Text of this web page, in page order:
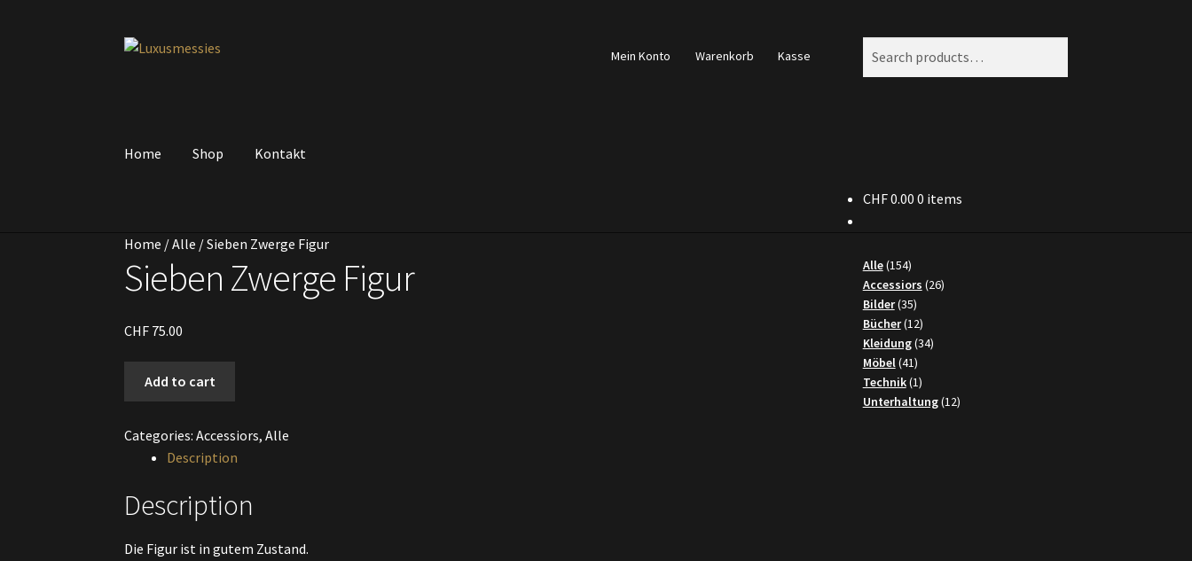
Skip
Skip
Mein Konto Warenkorb Kasse
Home Shop Kontakt
CHF0.00 0 items
Home /Alle /Sieben Zwerge Figur
Sieben Zwerge Figur
CHF 75.00
quantity
Add to cart
Categories:Accessiors,Alle
Description
Description
Die Figur ist in gutem Zustand.
Alle 154154
products
Accessiors 2626
Bilder 3535
products
Bücher 1212
products
Kleidung 3434
Möbel 4141
products
Technik 11
product
Unterhaltung 1212